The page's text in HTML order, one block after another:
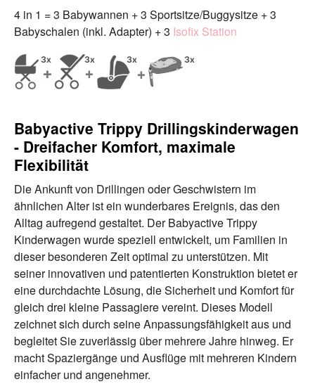
4 in 1 = 3 Babywannen + 3 Sportsitze/Buggysitze + 3
Babyschalen (inkl. Adapter) + 3 Isofix Station
Babyactive Trippy Drillingskinderwagen
- Dreifacher Komfort, maximale
Flexibilität
Die Ankunft von Drillingen oder Geschwistern im
ähnlichen Alter ist ein wunderbares Ereignis, das den
Alltag aufregend gestaltet. Der Babyactive Trippy
Kinderwagen wurde speziell entwickelt, um Familien in
dieser besonderen Zeit optimal zu unterstützen. Mit
seiner innovativen und patentierten Konstruktion bietet er
eine durchdachte Lösung, die Sicherheit und Komfort für
gleich drei kleine Passagiere vereint. Dieses Modell
zeichnet sich durch seine Anpassungsfähigkeit aus und
begleitet Sie zuverlässig über mehrere Jahre hinweg. Er
macht Spaziergänge und Ausflüge mit mehreren Kindern
einfacher und angenehmer.